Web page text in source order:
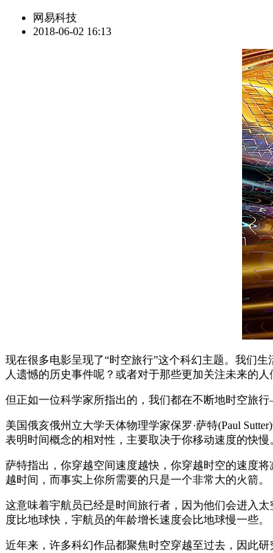
网易科技
2018-06-02 16:13
现在很多电影呈现了“时空旅行”这个科幻主题。我们
人遗憾的历史事件呢？或者对于那些更加关注未来的
但正如一位科学家所指出的，我们都在不断地时空旅
美国俄亥俄州立大学天体物理学家保罗·萨特(Paul
表明时间概念的相对性，主要取决于你移动速度的快慢
萨特指出，你穿越空间速度越快，你穿越时空的速度
越时间，而事实上你所需要的只是一个非常大的火箭。
这意味着宇航员已经是时间旅行者，因为他们会进入
度比地球快，宇航员的年龄增长速度会比地球慢一些。
近年来，许多科幻作品都聚焦时空穿越至过去，因此